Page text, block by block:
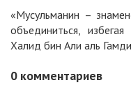
«Мусульманин –
объединиться,
Халид бин Али аль
0 комментариев